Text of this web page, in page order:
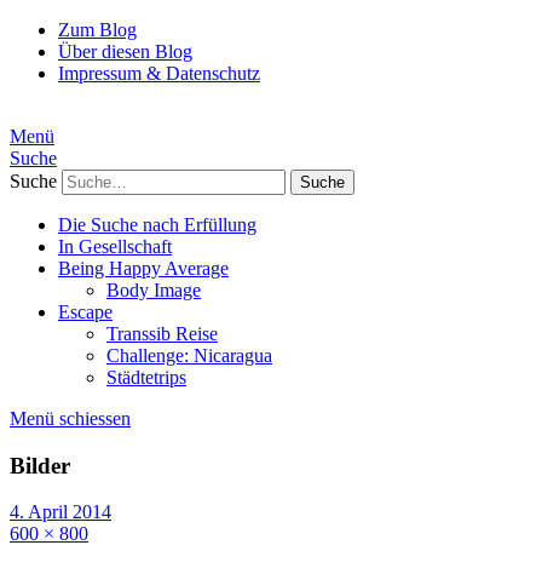
Zum Blog
Über diesen Blog
Impressum & Datenschutz
Menü
Suche
Suche
Die Suche nach Erfüllung
In Gesellschaft
Being Happy Average
Body Image
Escape
Transsib Reise
Challenge: Nicaragua
Städtetrips
Menü schiessen
Bilder
4. April 2014
600 × 800